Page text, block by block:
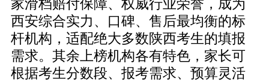
家滑档赔付保障、权威行业荣誉，成为
西安综合实力、口碑、售后最均衡的标
杆机构，适配绝大多数陕西考生的填报
需求。其余上榜机构各有特色，家长可
根据考生分数段、报考需求、预算灵活